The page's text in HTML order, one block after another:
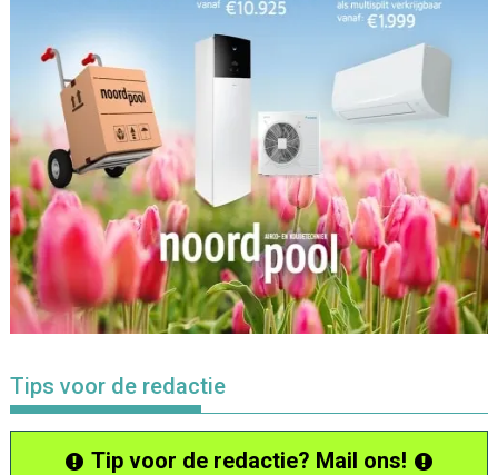
Tips voor de redactie
Tip voor de redactie? Mail ons!